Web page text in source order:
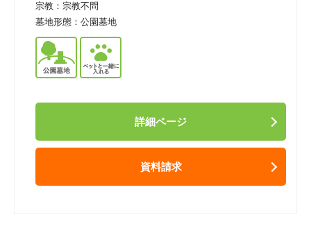
宗教： 宗教不問
墓地形態： 公園墓地
詳細ページ
資料請求